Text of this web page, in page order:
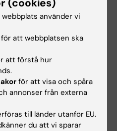
och vetenskapshistoria
samlingar och
använder vi
för att webbplatsen ska
att förstå hur
för att visa och spåra
annonser från externa
till länder utanför EU.
du att vi sparar